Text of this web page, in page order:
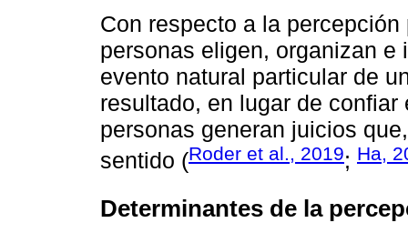
Con respecto a la
personas eligen, organizan e
evento natural particular de
resultado, en lugar de
personas generan juicios
sentido (Roder et al., 2019; Ha,
Determinantes de la